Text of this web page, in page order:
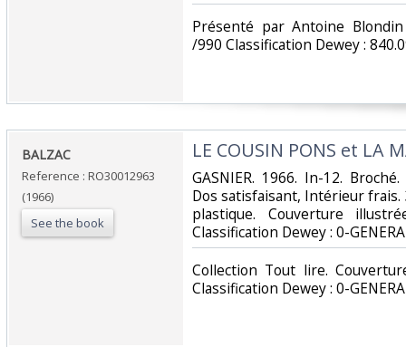
‎Présenté par Antoine Blondin
/990 Classification Dewey :
‎BALZAC‎
Reference : RO30012963
(1966)
See the book
‎LE COUSIN PONS et LA
‎GASNIER. 1966. In-12.
Dos satisfaisant, Intérieur
plastique. Couverture
Classification Dewey : 0-
‎Collection Tout lire.
Classification Dewey : 0-